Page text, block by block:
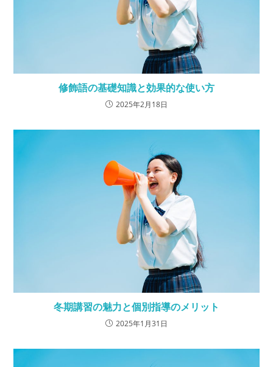
修飾語の基礎知識と効果的な使い方
2025年2月18日
冬期講習の魅力と個別指導のメリット
2025年1月31日